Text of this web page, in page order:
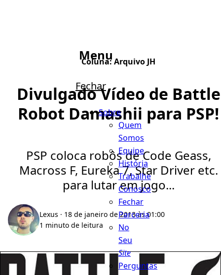
Menu
Fechar
Sobre
Quem
Somos
Equipe
História
Trabalhe
Conosco
Fechar
Parceria
No
Seu
Site
Perguntas
Coluna:Arquivo JH
Divulgado Vídeo de Battle
Robot Damashii para PSP!
PSP coloca robôs de Code Geass,
Macross F, Eureka 7, Star Driver etc.
para lutar em jogo...
Lexus · 18 de janeiro de 2013 às 01:00
1 minuto de leitura